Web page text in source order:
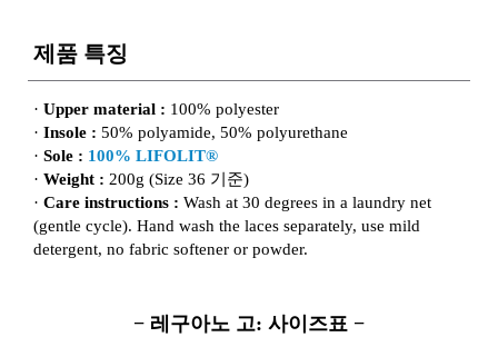
제품 특징
· Upper material : 100% polyester
· Insole : 50% polyamide, 50% polyurethane
· Sole : 100% LIFOLIT®
· Weight : 200g (Size 36 기준)
· Care instructions : Wash at 30 degrees in a laundry net
(gentle cycle). Hand wash the laces separately, use mild
detergent, no fabric softener or powder.
− 레구아노 고: 사이즈표 −